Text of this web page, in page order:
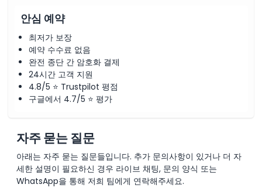
안심 예약
최저가 보장
예약 수수료 없음
완전 종단 간 암호화 결제
24시간 고객 지원
4.8/5 ⭐ Trustpilot 평점
구글에서 4.7/5 ⭐ 평가
자주 묻는 질문
아래는 자주 묻는 질문들입니다. 추가 문의사항이 있거나 더 자
세한 설명이 필요하신 경우 라이브 채팅, 문의 양식 또는
WhatsApp을 통해 저희 팀에게 연락해주세요.